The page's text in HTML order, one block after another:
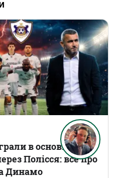
в основному
Полісся: все про
Динамо